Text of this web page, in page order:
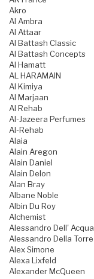
Akro
Al Ambra
Al Attaar
Al Battash Classic
Al Battash Concepts
Al Hamatt
AL HARAMAIN
Al Kimiya
Al Marjaan
Al Rehab
Al-Jazeera Perfumes
Al-Rehab
Alaia
Alain Aregon
Alain Daniel
Alain Delon
Alan Bray
Albane Noble
Albin Du Roy
Alchemist
Alessandro Dell' Acqua
Alessandro Della Torre
Alex Simone
Alexa Lixfeld
Alexander McQueen